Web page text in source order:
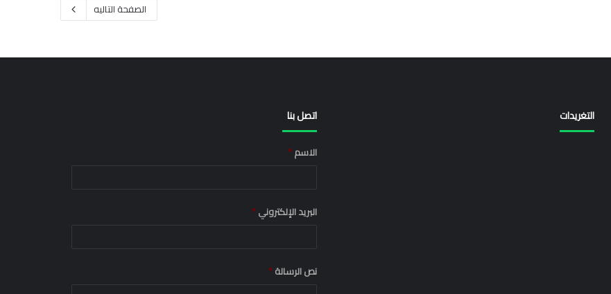
الصفحة التاليه
التغريدات اتصل بنا
الاسم *
البريد الإلكتروني *
نص الرسالة *